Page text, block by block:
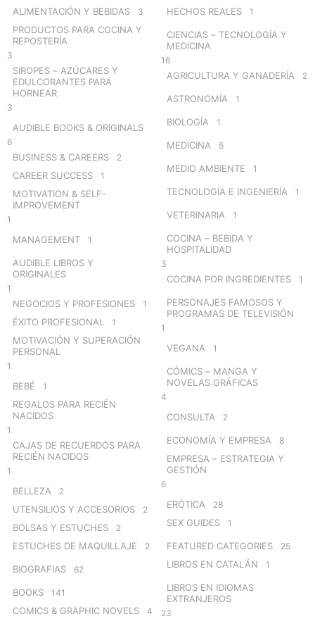
ALIMENTACIÓN Y BEBIDAS 3
PRODUCTOS PARA COCINA Y
REPOSTERÍA
3
SIROPES – AZÚCARES Y
EDULCORANTES PARA
HORNEAR
3
AUDIBLE BOOKS & ORIGINALS
6
BUSINESS & CAREERS 2
CAREER SUCCESS 1
MOTIVATION & SELF-
IMPROVEMENT
1
MANAGEMENT 1
AUDIBLE LIBROS Y
ORIGINALES
1
NEGOCIOS Y PROFESIONES 1
ÉXITO PROFESIONAL 1
MOTIVACIÓN Y SUPERACIÓN
PERSONAL
1
BEBÉ 1
REGALOS PARA RECIÉN
NACIDOS
1
CAJAS DE RECUERDOS PARA
RECIÉN NACIDOS
1
BELLEZA 2
UTENSILIOS Y ACCESORIOS 2
BOLSAS Y ESTUCHES 2
ESTUCHES DE MAQUILLAJE 2
BIOGRAFIAS 62
BOOKS 141
COMICS & GRAPHIC NOVELS 4
HECHOS REALES 1
CIENCIAS – TECNOLOGÍA Y
MEDICINA
16
AGRICULTURA Y GANADERÍA 2
ASTRONOMÍA 1
BIOLOGÍA 1
MEDICINA 5
MEDIO AMBIENTE 1
TECNOLOGÍA E INGENIERÍA 1
VETERINARIA 1
COCINA – BEBIDA Y
HOSPITALIDAD
3
COCINA POR INGREDIENTES 1
PERSONAJES FAMOSOS Y
PROGRAMAS DE TELEVISIÓN
1
VEGANA 1
CÓMICS – MANGA Y
NOVELAS GRÁFICAS
4
CONSULTA 2
ECONOMÍA Y EMPRESA 8
EMPRESA – ESTRATEGIA Y
GESTIÓN
6
ERÓTICA 28
SEX GUIDES 1
FEATURED CATEGORIES 25
LIBROS EN CATALÁN 1
LIBROS EN IDIOMAS
EXTRANJEROS
23